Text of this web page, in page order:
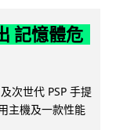
記憶體危
次世代 PSP 手提
主機及一款性能